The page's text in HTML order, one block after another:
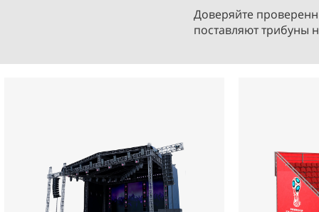
Доверяйте
поставляют трибуны